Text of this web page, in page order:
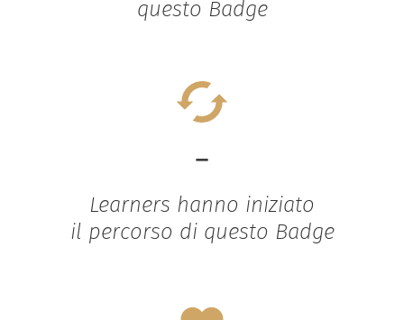
questo Badge
-
Learners hanno iniziato
il percorso di questo Badge